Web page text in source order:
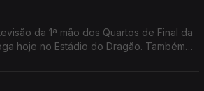
da 1ª mão dos Quartos de Final da
hoje no Estádio do Dragão. Também